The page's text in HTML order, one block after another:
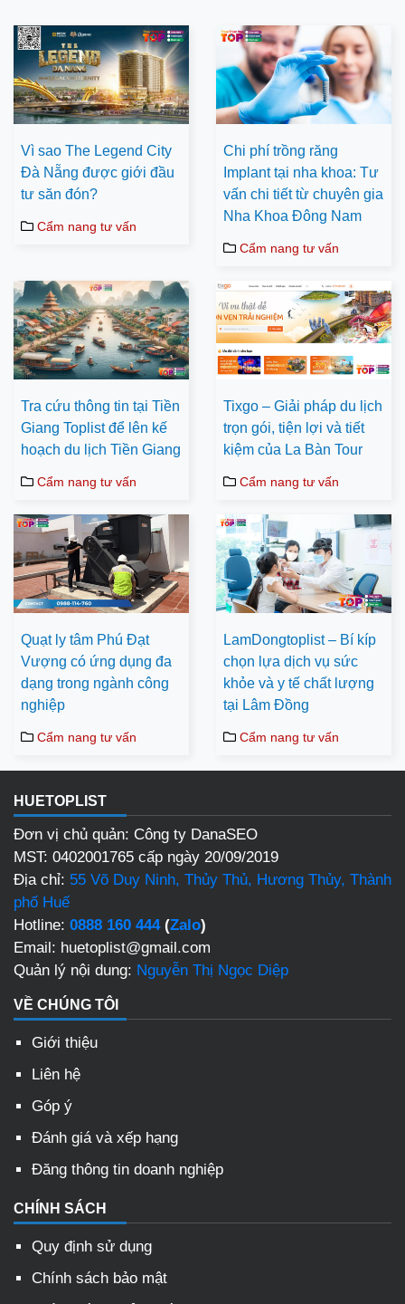
Vì sao The Legend City
Đà Nẵng được giới đầu
tư săn đón?
Cẩm nang tư vấn
Chi phí trồng răng
Implant tại nha khoa: Tư
vấn chi tiết từ chuyên gia
Nha Khoa Đông Nam
Cẩm nang tư vấn
Tra cứu thông tin tại Tiền
Giang Toplist để lên kế
hoạch du lịch Tiền Giang
Cẩm nang tư vấn
Tixgo – Giải pháp du lịch
trọn gói, tiện lợi và tiết
kiệm của La Bàn Tour
Cẩm nang tư vấn
Quạt ly tâm Phú Đạt
Vượng có ứng dụng đa
dạng trong ngành công
nghiệp
Cẩm nang tư vấn
LamDongtoplist – Bí kíp
chọn lựa dịch vụ sức
khỏe và y tế chất lượng
tại Lâm Đồng
Cẩm nang tư vấn
HUETOPLIST
Đơn vị chủ quản: Công ty DanaSEO
MST: 0402001765 cấp ngày 20/09/2019
Địa chỉ: 55 Võ Duy Ninh, Thủy Thủ, Hương Thủy, Thành
phố Huế
Hotline: 0888 160 444(Zalo)
Email: huetoplist@gmail.com
Quản lý nội dung: Nguyễn Thị Ngọc Diệp
VỀ CHÚNG TÔI
Giới thiệu
Liên hệ
Góp ý
Đánh giá và xếp hạng
Đăng thông tin doanh nghiệp
CHÍNH SÁCH
Quy định sử dụng
Chính sách bảo mật